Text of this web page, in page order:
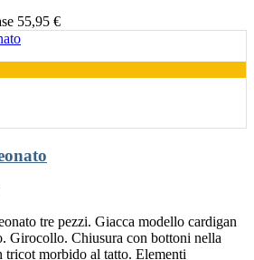
55,95 €
tre pezzi. Giacca modello cardigan
Girocollo. Chiusura con bottoni nella
tricot morbido al tatto. Elementi